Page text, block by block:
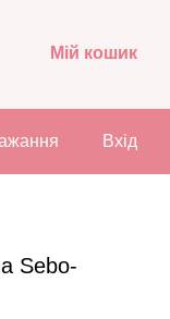
Мій кошик
Вхід
Sebo-